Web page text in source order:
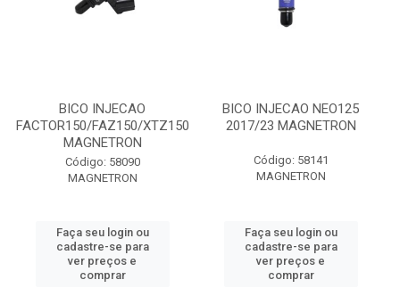
BICO INJECAO
FACTOR150/FAZ150/XTZ150
MAGNETRON
Código: 58090
MAGNETRON
Faça seu login ou
cadastre-se para
ver preços e
comprar
BICO INJECAO NEO125
2017/23 MAGNETRON
Código: 58141
MAGNETRON
Faça seu login ou
cadastre-se para
ver preços e
comprar